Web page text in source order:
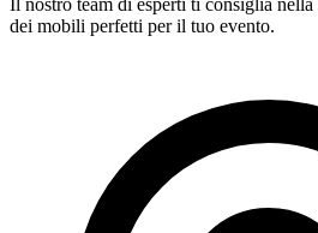
dei mobili perfetti per il tuo evento.